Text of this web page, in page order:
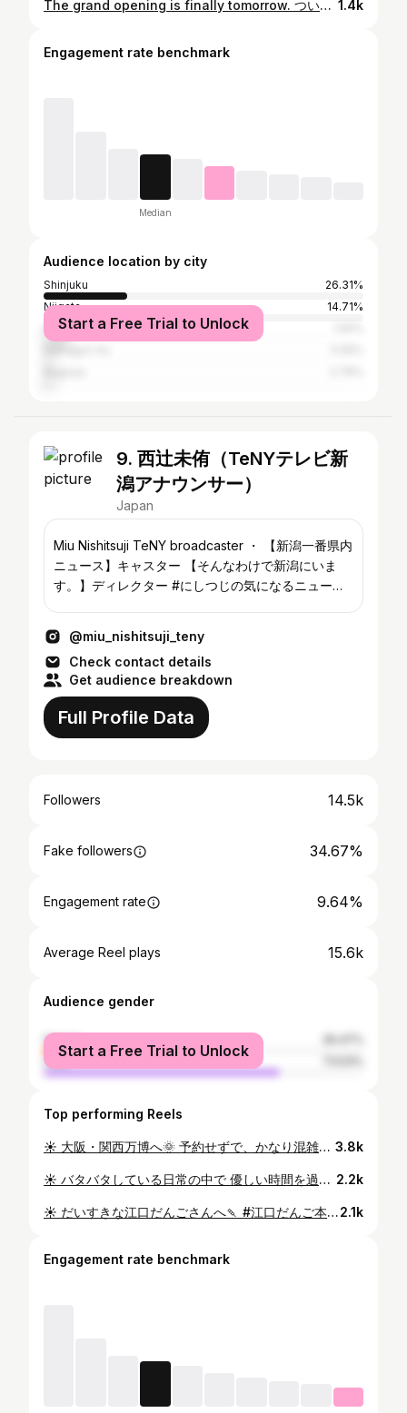
The grand opening is finally tomorrow. ついに明日グランドオープン👏🏻✨ 『 59FU 』さん @59fu_cafe 弥彦に新たな風が吹き始めました。 まず驚くのが敷地の広さと お庭から建物に辿り着くまで見所が盛り沢山🥹 設計士さんや造園家さんなど4人のプロの方々が 携わって約3年、、、 ついに実現したんだとか😭✨ 古民家を改装し、洗練された建物こちらは @ciracasi さんも手がけた方が 建てられたんだとか🙊🌿 お庭からお店の入り口まで階段と共にスロープがあり、バリアフリー面をしっかりと考えられてるのが素敵だなぁと思いました😌🤍 席数も沢山あり どこにしようか迷ってしまいますが 景色の見え方がそれぞれ違ったり、楽しみ方はその時々によって変化しますね🪑‪𓂃 𓈒𓏸 テラス席もあってこれからの紅葉シーズン 景色を楽しみながらのお食事もオススメです🍁 夜になると照明がついて ライトアップされるんだとか、素敵すぎる🌌✨ 一つだけ注意なのが 建物付近に🐝さんが遊びに来てるので そこだけ気をつけてくださいね （私のように黒服マンだと危ない😂🖤） 是非皆さんもこの週末に訪れてみてね🥰 オープン初日は混み合うと思うので お気をつけて〜🙏🏻 ̖́- 𓐄 𓐄 𓐄 𓐄 𓐄 𓐄 𓐄 𓐄 𓐄 𓐄 𓐄 𓐄 𓐄 𓐄 𓐄 𓐄 𓐄 𓐄 『 59FU 』 🪵 新潟県西蒲原郡弥彦村弥彦３５１０ （ Googleマップで59FUと打つと出てくるよ） 営業時間: 10:00~18:00 駐車場: 第1、2駐車場あり 【cafe】 #kyokono_cafe下越 #kyokono_cafe弥彦村 【foodie】 #kyokono_foodie下越 #kyokono_foodie弥彦村 #キョコシル #キョコシル新潟 𓐄 𓐄 𓐄 𓐄 𓐄 𓐄 𓐄 𓐄 𓐄 𓐄 𓐄 𓐄 𓐄 𓐄 𓐄 𓐄 𓐄 𓐄 1.4k
Engagement rate benchmark
Median
Audience location by city
Shinjuku
26.31%
Niigata
14.71%
Kita-ku
Start a Free Trial to Unlock
9. 西辻未侑（TeNYテレビ新
潟アナウンサー）
Japan
Miu Nishitsuji TeNY broadcaster ・ 【新潟一番県内
ニュース】キャスター 【そんなわけで新潟にいま
す。】ディレクター #にしつじの気になるニュース
@miu_nishitsuji_teny
Check contact details
Get audience breakdown
Full Profile Data
Followers 14.5k
Fake followers 34.67%
Engagement rate 9.64%
Average Reel plays 15.6k
Audience gender
female
male
Start a Free Trial to Unlock
Top performing Reels
☀︎ 大阪・関西万博へ🌞 予約せずで、かなり混雑していましたが 5つくらいのパビリオンに行けました☺︎ ポルトガルとスペインのパビリオンに行けて 満足です🇵🇹🇪🇸 それにしても関西あっつい〜！！ #大阪関西万博 #万博 3.8k
☀︎ バタバタしている日常の中で 優しい時間を過ごせました〜。 夏〜。 2.2k
☀︎ だいすきな江口だんごさんへ🍡 #江口だんご本店 #江口だんご #新潟 #新潟グルメ #新潟観光2.1k
Engagement rate benchmark